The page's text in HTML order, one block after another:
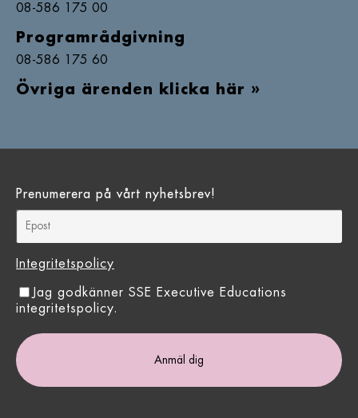
08-586 175 00
Programrådgivning
08-586 175 60
Övriga ärenden klicka här »
Prenumerera på vårt nyhetsbrev!
Integritetspolicy
Jag godkänner SSE Executive Educations
integritetspolicy.